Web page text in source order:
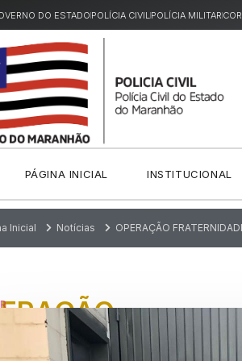
DO ESTADOPOLÍCIA CIVILPOLÍCIA MILITAR
PÁGINA INICIAL INSTITUCIONAL
Inicial Notícias OPERAÇÃO